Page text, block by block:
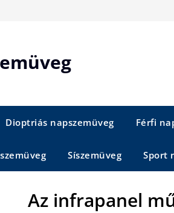
Dioptriás napszemüveg Férfi
Síszemüveg Sport
Az infrapanel